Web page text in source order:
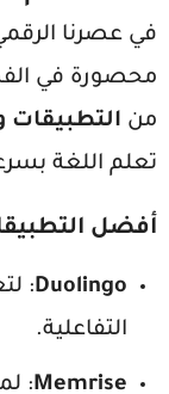
في عصرنا
محصورة في
من التطبيقات
تعلم اللغة
أفضل
Duolingo
:
التفاعلية.
Memrise
: